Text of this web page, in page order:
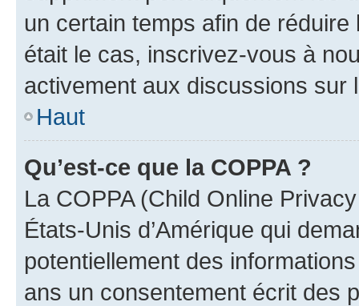
un certain temps afin de
était le cas, inscrivez-vous à
activement aux discussions sur
Haut
Qu’est-ce que la COPPA ?
La COPPA (Child Online
États-Unis d’Amérique qui
potentiellement des
ans un consentement écrit des